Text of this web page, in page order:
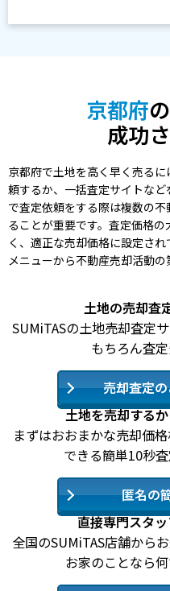
京都府
成功
京都府で土地を高く早く売る
頼するか、一括査定サイトな
で査定依頼をする際は複数の
ることが重要です。査定価格
く、適正な売却価格に設定さ
メニューから不動産売却活動
土地の売却査
SUMiTASの土地売却査定
もちろん査定
売却査定
土地を売却する
まずはおおまかな売却価
できる簡単10秒
匿名の
直接専門スタ
全国のSUMiTAS店舗から
お家のことなら